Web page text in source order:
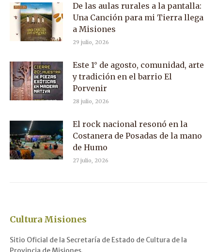
De las aulas rurales a la pantalla:
Una Canción para mi Tierra llega
a Misiones
29 julio, 2026
Este 1° de agosto, comunidad, arte
y tradición en el barrio El
Porvenir
28 julio, 2026
El rock nacional resonó en la
Costanera de Posadas de la mano
de Humo
27 julio, 2026
Cultura Misiones
Sitio Oficial de la Secretaría de Estado de Cultura de la